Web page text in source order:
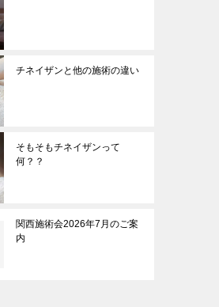
チネイザンと他の施術の違い
そもそもチネイザンって
何？？
関西施術会2026年7月のご案
内